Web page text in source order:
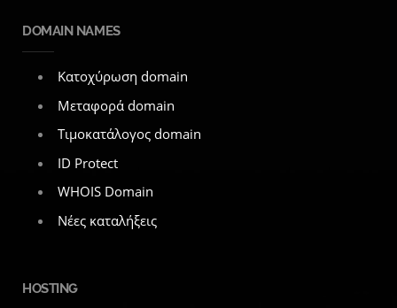
DOMAIN NAMES
Κατοχύρωση domain
Μεταφορά domain
Τιμοκατάλογος domain
ID Protect
WHOIS Domain
Νέες καταλήξεις
HOSTING